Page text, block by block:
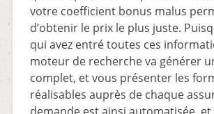
votre coefficient bonus malus
d’obtenir le prix le plus juste.
qui avez entré toutes ces
moteur de recherche va générer
complet, et vous présenter les
réalisables auprès de chaque